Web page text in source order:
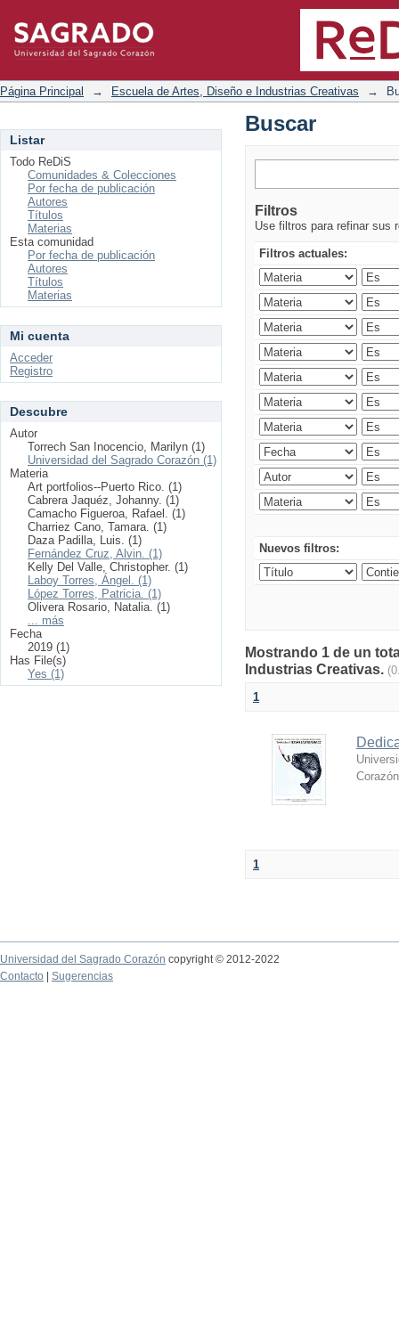
Página Principal → Escuela de Artes, Diseño e Industrias Creativas →
Buscar
Filtros
Use filtros para refinar sus
Filtros actuales:
Nuevos filtros:
Mostrando 1 de un
Industrias Creativas.
1
1
Listar
Todo ReDiS
Comunidades & Colecciones
Por fecha de publicación
Autores
Títulos
Materias
Esta comunidad
Por fecha de publicación
Autores
Títulos
Materias
Mi cuenta
Acceder
Registro
Descubre
Autor
Torrech San Inocencio, Marilyn (1)
Universidad del Sagrado Corazón (1)
Materia
Art portfolios--Puerto Rico. (1)
Cabrera Jaquéz, Johanny. (1)
Camacho Figueroa, Rafael. (1)
Charriez Cano, Tamara. (1)
Daza Padilla, Luis. (1)
Fernández Cruz, Alvin. (1)
Kelly Del Valle, Christopher. (1)
Laboy Torres, Ángel. (1)
López Torres, Patricia. (1)
Olivera Rosario, Natalia. (1)
... más
Fecha
2019 (1)
Has File(s)
Yes (1)
Universidad del Sagrado Corazón copyright © 2012-2022
Contacto
Sugerencias